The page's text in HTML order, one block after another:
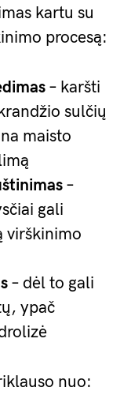
kartu su
procesą:
– karšti
sulčių
maisto
–
gali
virškinimo
– dėl to gali
ypač
nuo: